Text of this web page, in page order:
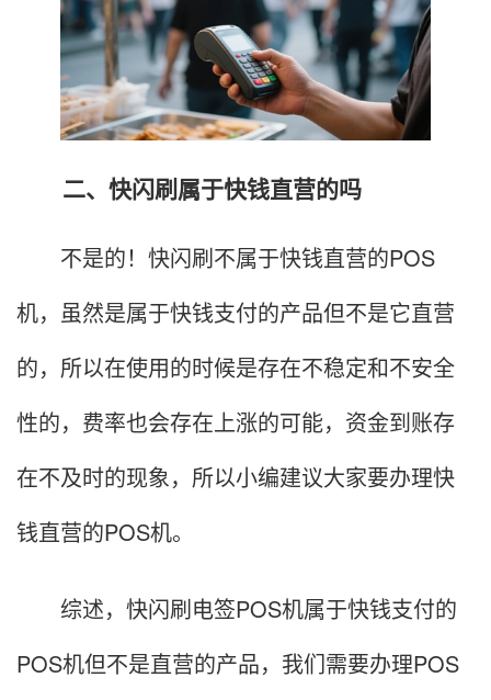
二、快闪刷属于快钱直营的吗
不是的！快闪刷不属于快钱直营的POS
机，虽然是属于快钱支付的产品但不是它直营
的，所以在使用的时候是存在不稳定和不安全
性的，费率也会存在上涨的可能，资金到账存
在不及时的现象，所以小编建议大家要办理快
钱直营的POS机。
综述，快闪刷电签POS机属于快钱支付的
POS机但不是直营的产品，我们需要办理POS